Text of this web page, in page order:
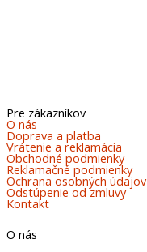
Pre zákazníkov
O nás
Doprava a platba
Vrátenie a reklamácia
Obchodné podmienky
Reklamačné podmienky
Ochrana osobných údajov
Odstúpenie od zmluvy
Kontakt
O nás